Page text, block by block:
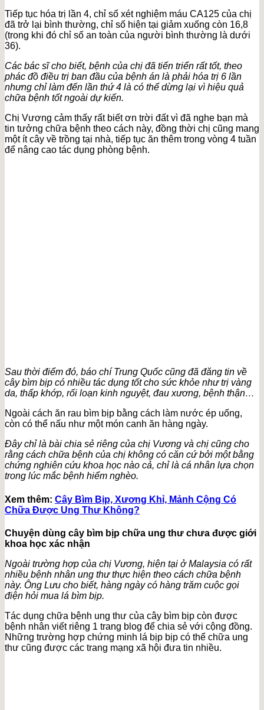
Tiếp tục hóa trị lần 4, chỉ số xét nghiệm máu CA125 của chị
đã trở lại bình thường, chỉ số hiện tại giảm xuống còn 16,8
(trong khi đó chỉ số an toàn của người bình thường là dưới
36).
Các bác sĩ cho biết, bệnh của chị đã tiến triển rất tốt, theo
phác đồ điều trị ban đầu của bệnh án là phải hóa trị 6 lần
nhưng chỉ làm đến lần thứ 4 là có thể dừng lại vì hiệu quả
chữa bệnh tốt ngoài dự kiến.
Chị Vương cảm thấy rất biết ơn trời đất vì đã nghe bạn mà
tin tưởng chữa bệnh theo cách này, đồng thời chị cũng mang
một ít cây về trồng tại nhà, tiếp tục ăn thêm trong vòng 4 tuần
để nâng cao tác dụng phòng bệnh.
Sau thời điểm đó, báo chí Trung Quốc cũng đã đăng tin về
cây bìm bịp có nhiều tác dụng tốt cho sức khỏe như trị vàng
da, thấp khớp, rối loạn kinh nguyệt, đau xương, bệnh thận…
Ngoài cách ăn rau bìm bịp bằng cách làm nước ép uống,
còn có thể nấu như một món canh ăn hàng ngày.
Đây chỉ là bài chia sẻ riêng của chị Vương và chị cũng cho
rằng cách chữa bệnh của chị không có căn cứ bởi một bằng
chứng nghiên cứu khoa học nào cả, chỉ là cá nhân lựa chọn
trong lúc mắc bệnh hiểm nghèo.
Xem thêm: Cây Bìm Bịp, Xương Khỉ, Mảnh Cộng Có
Chữa Được Ung Thư Không?
Chuyện dùng cây bìm bịp chữa ung thư chưa được giới
khoa học xác nhận
Ngoài trường hợp của chị Vương, hiện tại ở Malaysia có rất
nhiều bệnh nhân ung thư thực hiện theo cách chữa bệnh
này. Ông Lưu cho biết, hàng ngày có hàng trăm cuộc gọi
điện hỏi mua lá bìm bịp.
Tác dụng chữa bệnh ung thư của cây bìm bịp còn được
bệnh nhân viết riêng 1 trang blog để chia sẻ với cộng đồng.
Những trường hợp chứng minh lá bịp bịp có thể chữa ung
thư cũng được các trang mạng xã hội đưa tin nhiều.